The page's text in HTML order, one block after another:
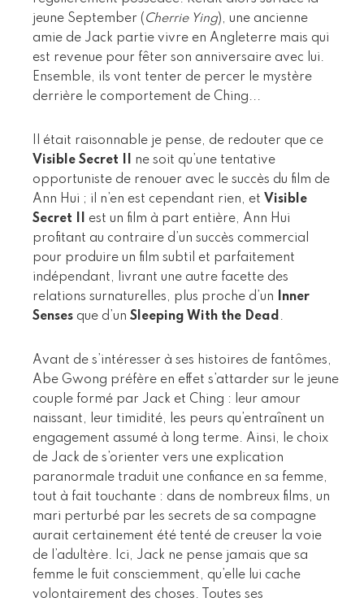
jeune September ( Cherrie Ying), une ancienne
amie de Jack partie vivre en Angleterre mais qui
est revenue pour fêter son anniversaire avec lui.
Ensemble, ils vont tenter de percer le mystère
derrière le comportement de Ching...
Il était raisonnable je pense, de redouter que ce
Visible Secret II
ne soit qu’une tentative
opportuniste de renouer avec le succès du film de
Ann Hui ; il n’en est cependant rien, et Visible
Secret II
est un film à part entière, Ann Hui
profitant au contraire d’un succès commercial
pour produire un film subtil et parfaitement
indépendant, livrant une autre facette des
relations surnaturelles, plus proche d’un
Inner
Senses que d’un Sleeping With the Dead .
Avant de s’intéresser à ses histoires de fantômes,
Abe Gwong préfère en effet s’attarder sur le jeune
couple formé par Jack et Ching : leur amour
naissant, leur timidité, les peurs qu’entraînent un
engagement assumé à long terme. Ainsi, le choix
de Jack de s’orienter vers une explication
paranormale traduit une confiance en sa femme,
tout à fait touchante : dans de nombreux films, un
mari perturbé par les secrets de sa compagne
aurait certainement été tenté de creuser la voie
de l’adultère. Ici, Jack ne pense jamais que sa
femme le fuit consciemment, qu’elle lui cache
volontairement des choses. Toutes ses